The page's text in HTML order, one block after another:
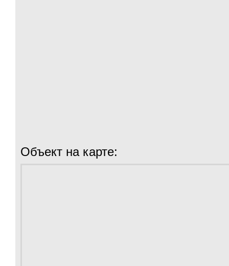
Объект на карте: